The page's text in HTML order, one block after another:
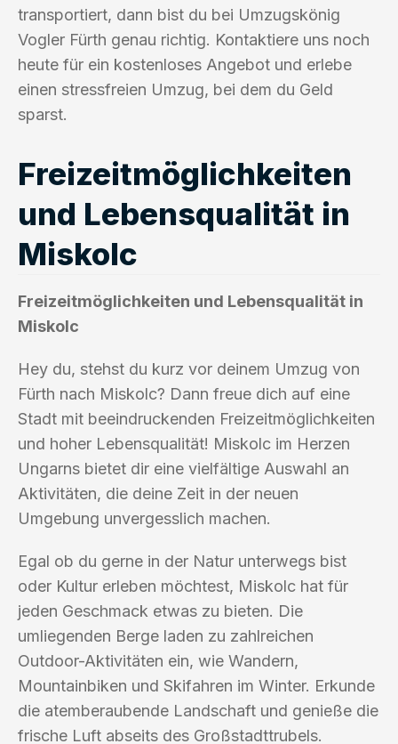
transportiert, dann bist du bei Umzugskönig
Vogler Fürth genau richtig. Kontaktiere uns noch
heute für ein kostenloses Angebot und erlebe
einen stressfreien Umzug, bei dem du Geld
sparst.
Freizeitmöglichkeiten
und Lebensqualität in
Miskolc
Freizeitmöglichkeiten und Lebensqualität in
Miskolc
Hey du, stehst du kurz vor deinem Umzug von
Fürth nach Miskolc? Dann freue dich auf eine
Stadt mit beeindruckenden Freizeitmöglichkeiten
und hoher Lebensqualität! Miskolc im Herzen
Ungarns bietet dir eine vielfältige Auswahl an
Aktivitäten, die deine Zeit in der neuen
Umgebung unvergesslich machen.
Egal ob du gerne in der Natur unterwegs bist
oder Kultur erleben möchtest, Miskolc hat für
jeden Geschmack etwas zu bieten. Die
umliegenden Berge laden zu zahlreichen
Outdoor-Aktivitäten ein, wie Wandern,
Mountainbiken und Skifahren im Winter. Erkunde
die atemberaubende Landschaft und genieße die
frische Luft abseits des Großstadttrubels.